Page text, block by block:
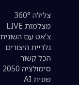
צלילה 360°
מצלמות LIVE
צ'אט עם השונית
גלריית היצורים
הכל קשור
סימולציה 2050
שונית AI